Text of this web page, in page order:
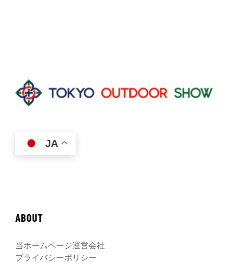
JA
ABOUT
当ホームページ運営会社
プライバシーポリシー